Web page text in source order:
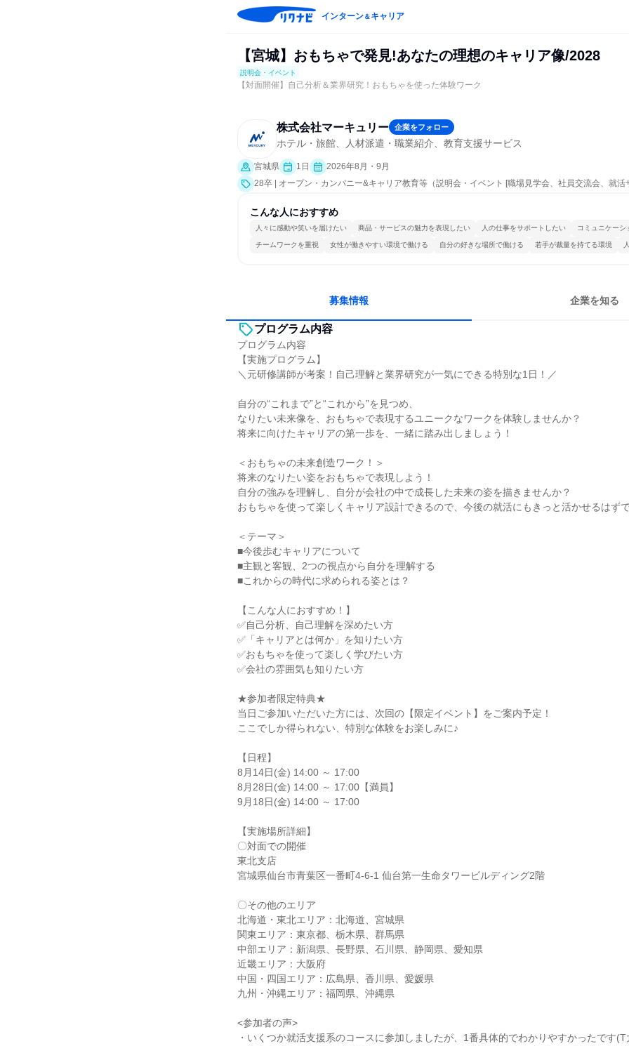
インターン＆キャリア
【宮城】おもちゃで発見!あなたの理想のキャリア像/2028
説明会・イベント
【対面開催】自己分析＆業界研究！おもちゃを使った体験ワーク
株式会社マーキュリー 企業をフォロー
ホテル・旅館、人材派遣・職業紹介、教育支援サービス
宮城県 1日
2026年8月・9月
28卒 | オープン・カンパニー&キャリア教育等（説明会・イベント [職場見学会、社員交流会、就活
こんな人におすすめ
人々に感動や笑いを届けたい 商品・サービスの魅力を表現したい 人の仕事をサポートしたい コミュニケーシ
チームワークを重視 女性が働きやすい環境で働ける 自分の好きな場所で働ける 若手が裁量を持てる環境
募集情報 企業を知る
プログラム内容
プログラム内容
【実施プログラム】
＼元研修講師が考案！自己理解と業界研究が一気にできる特別な1日！／
自分の“これまで”と“これから”を見つめ、
なりたい未来像を、おもちゃで表現するユニークなワークを体験しませんか？
将来に向けたキャリアの第一歩を、一緒に踏み出しましょう！
＜おもちゃの未来創造ワーク！＞
将来のなりたい姿をおもちゃで表現しよう！
自分の強みを理解し、自分が会社の中で成長した未来の姿を描きませんか？
おもちゃを使って楽しくキャリア設計できるので、今後の就活にもきっと活かせるはず
＜テーマ＞
■今後歩むキャリアについて
■主観と客観、2つの視点から自分を理解する
■これからの時代に求められる姿とは？
【こんな人におすすめ！】
✅自己分析、自己理解を深めたい方
✅「キャリアとは何か」を知りたい方
✅おもちゃを使って楽しく学びたい方
✅会社の雰囲気も知りたい方
★参加者限定特典★
当日ご参加いただいた方には、次回の【限定イベント】をご案内予定！
ここでしか得られない、特別な体験をお楽しみに♪
【日程】
8月14日(金) 14:00 ～ 17:00
8月28日(金) 14:00 ～ 17:00【満員】
9月18日(金) 14:00 ～ 17:00
【実施場所詳細】
〇対面での開催
東北支店
宮城県仙台市青葉区一番町4-6-1 仙台第一生命タワービルディング2階
〇その他のエリア
北海道・東北エリア：北海道、宮城県
関東エリア：東京都、栃木県、群馬県
中部エリア：新潟県、長野県、石川県、静岡県、愛知県
近畿エリア：大阪府
中国・四国エリア：広島県、香川県、愛媛県
九州・沖縄エリア：福岡県、沖縄県
<参加者の声>
・いくつか就活支援系のコースに参加しましたが、1番具体的でわかりやすかったです